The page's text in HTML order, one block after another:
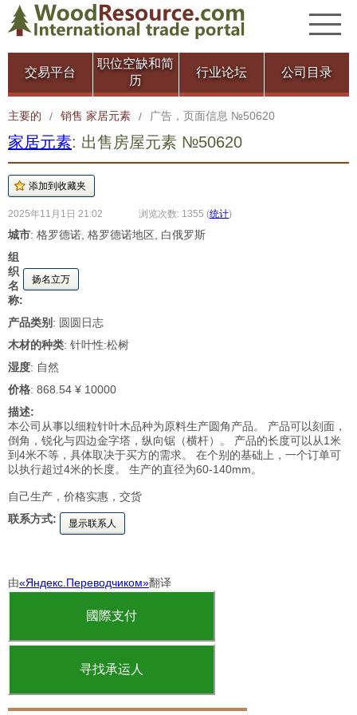
交易平台
职位空缺和简
历
行业论坛 公司目录
主要的 / 销售 家居元素 / 广告，页面信息 №50620
家居元素: 出售房屋元素 №50620
2025年11月1日 21:02 浏览次数: 1355 (统计)
城市: 格罗德诺, 格罗德诺地区, 白俄罗斯
组
织
名
称:
扬名立万
产品类别 : 圆圆日志
木材的种类: 针叶性:松树
湿度: 自然
价格: 868.54 ¥ 10000
描述:
本公司从事以细粒针叶木品种为原料生产圆角产品。 产品可以刻面，
倒角，锐化与四边金字塔，纵向锯（横杆）。 产品的长度可以从1米
到4米不等，具体取决于买方的需求。 在个别的基础上，一个订单可
以执行超过4米的长度。 生产的直径为60-140mm。
自己生产，价格实惠，交货
联系方式:
显示联系人
由«Яндекс.Переводчиком»翻译
國際支付
寻找承运人